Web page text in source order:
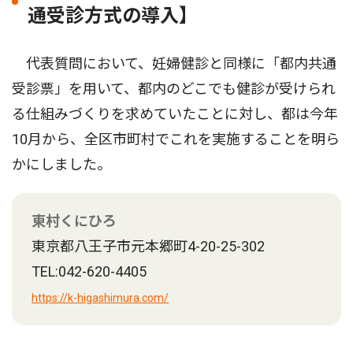
通受診方式の導入】
代表質問において、妊婦健診と同様に「都内共通
受診票」を用いて、都内のどこでも健診が受けられ
る仕組みづくりを求めていたことに対し、都は今年
10月から、全区市町村でこれを実施することを明ら
かにしました。
東村くにひろ
東京都八王子市元本郷町4-20-25-302
TEL:042-620-4405
https://k-higashimura.com/